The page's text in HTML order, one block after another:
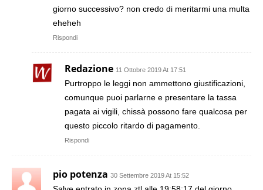
giorno successivo? non credo di meritarmi una multa
eheheh
Rispondi
Redazione 11 Ottobre 2019 At 17:51
Purtroppo le leggi non ammettono giustificazioni,
comunque puoi parlarne e presentare la tassa
pagata ai vigili, chissà possono fare qualcosa per
questo piccolo ritardo di pagamento.
Rispondi
pio potenza 30 Settembre 2019 At 15:52